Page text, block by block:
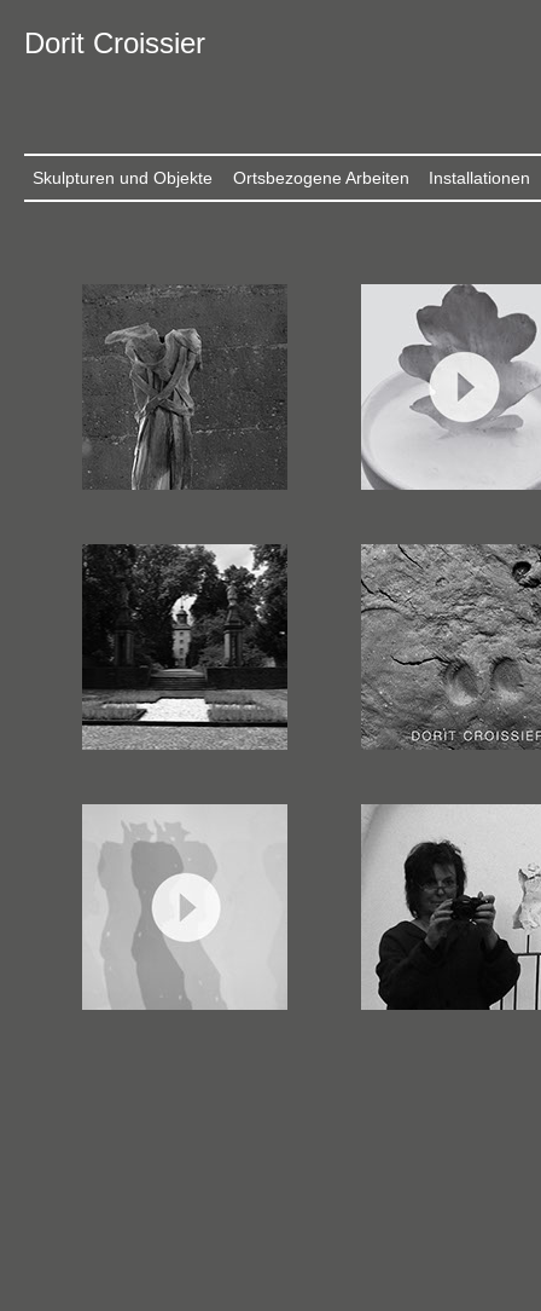
Dorit Croissier
Skulpturen und Objekte Ortsbezogene Arbeiten Installationen